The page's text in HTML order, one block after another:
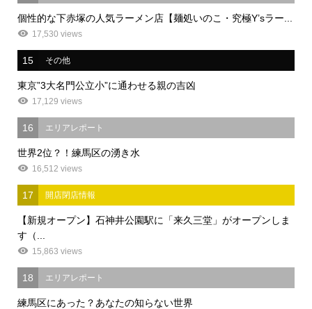
個性的な下赤塚の人気ラーメン店【麺処いのこ・究極Y’sラー...
17,530 views
15 その他
東京”3大名門公立小”に通わせる親の吉凶
17,129 views
16 エリアレポート
世界2位？！練馬区の湧き水
16,512 views
17 開店閉店情報
【新規オープン】石神井公園駅に「来久三堂」がオープンしま
す（...
15,863 views
18 エリアレポート
練馬区にあった？あなたの知らない世界